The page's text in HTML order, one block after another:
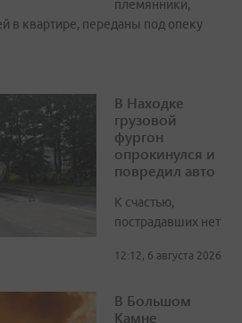
племянники,
в квартире, переданы под опеку
В Находке
грузовой
фургон
опрокинулся и
повредил авто
К счастью,
пострадавших нет
12:12, 6 августа 2026
В Большом
Камне